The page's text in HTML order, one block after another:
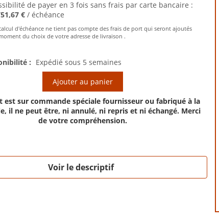
de payer en 3 fois sans frais par carte bancaire :
€ / échéance
d'échéance ne tient pas compte des frais de port qui seront ajoutés
du choix de votre adresse de livraison .
: Expédié sous 5 semaines
Ajouter au panier
est sur commande spéciale fournisseur ou fabriqué à la
il ne peut être, ni annulé, ni repris et ni échangé. Merci
de votre compréhension.
Voir le descriptif